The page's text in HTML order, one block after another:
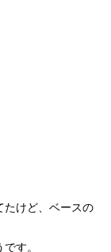
たけど、ベースの
す。